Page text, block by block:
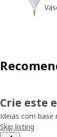
Crie este
Ideias com
Skip listing